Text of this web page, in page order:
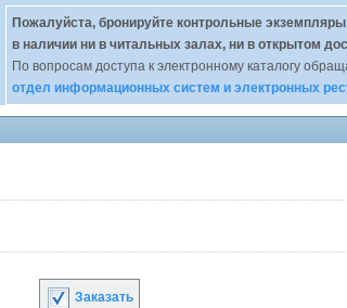
Пожалуйста, бронируйте контрольные экземпляры
в наличии ни в читальных залах, ни в открытом
По вопросам доступа к электронному каталогу
отдел информационных систем и электронных
Заказать